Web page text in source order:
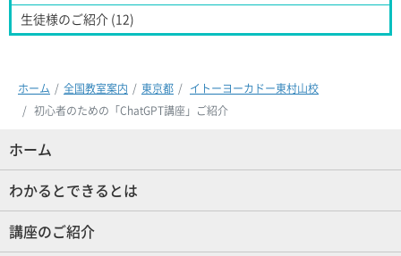
生徒様のご紹介 (12)
ホーム 全国教室案内 東京都
イトーヨーカドー東村山校
初心者のための「ChatGPT講座」ご紹介
ホーム
わかるとできるとは
講座のご紹介